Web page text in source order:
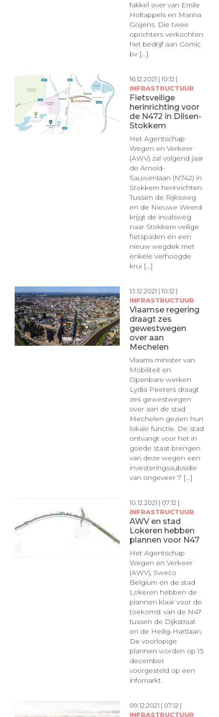
fakkel over van Emile
Holtappels en Marina
Goijens. Die twee
oprichters verkochten
het bedrijf aan Gomic
bv [...]
16.12.2021 | 10:12 |
INFRASTRUCTUUR
Fietsveilige
herinrichting voor
de N472 in Dilsen-
Stokkem
Het Agentschap
Wegen en Verkeer
(AWV) zal volgend jaar
de Arnold-
Sauwenlaan (N742) in
Stokkem herinrichten.
Tussen de Rijksweg
en de Nieuwe Weerd
krijgt de invalsweg
naar Stokkem veilige
fietspaden en een
nieuw wegdek met
enkele verhoogde
krui [...]
13.12.2021 | 10:12 |
INFRASTRUCTUUR
Vlaamse regering
draagt zes
gewestwegen
over aan
Mechelen
Vlaams minister van
Mobiliteit en
Openbare werken
Lydia Peeters draagt
zes gewestwegen
over aan de stad
Mechelen gezien hun
lokale functie. De stad
ontvangt voor het in
goede staat brengen
van deze wegen een
investeringssubsidie
van ongeveer 7 [...]
10.12.2021 | 07:12 |
INFRASTRUCTUUR
AWV en stad
Lokeren hebben
plannen voor N47
Het Agentschap
Wegen en Verkeer
(AWV), Sweco
Belgium en de stad
Lokeren hebben de
plannen klaar voor de
toekomst van de N47
tussen de Dijkstraat
en de Heilig-Hartlaan.
De voorlopige
plannen worden op 15
december
voorgesteld op een
infomarkt.
09.12.2021 | 07:12 |
INFRASTRUCTUUR